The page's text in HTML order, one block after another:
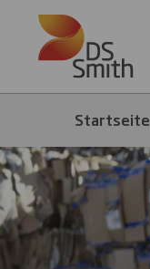
Skip to main content
Startseite